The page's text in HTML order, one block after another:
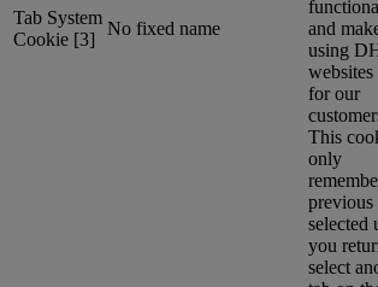
Tab System
Cookie [3]
No fixed name
and
using
websites
for our
This
only
previous
selected
you
select